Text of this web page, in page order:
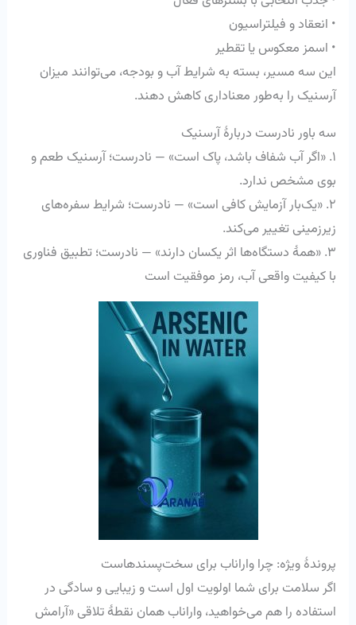
• انعقاد و فیلتراسیون
• اسمز معکوس یا تقطیر
این سه مسیر، بسته به شرایط آب و بودجه، می‌توانند میزان
آرسنیک را به‌طور معناداری کاهش دهند.
سه باور نادرست دربارهٔ آرسنیک
١. «اگر آب شفاف باشد، پاک است» — نادرست؛ آرسنیک طعم و
بوی مشخص ندارد.
٢. «یک‌بار آزمایش کافی است» — نادرست؛ شرایط سفره‌های
زیرزمینی تغییر می‌کند.
٣. «همهٔ دستگاه‌ها اثر یکسان دارند» — نادرست؛ تطبیق فناوری
با کیفیت واقعی آب، رمز موفقیت است
پروندهٔ ویژه: چرا واراناب برای سخت‌پسندهاست
اگر سلامت برای شما اولویت اول است و زیبایی و سادگی در
استفاده را هم می‌خواهید، واراناب همان نقطهٔ تلاقی «آرامش